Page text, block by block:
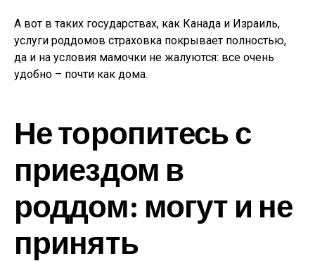
А вот в таких государствах, как Канада и Израиль,
услуги роддомов страховка покрывает полностью,
да и на условия мамочки не жалуются: все очень
удобно – почти как дома.
Не торопитесь с
приездом в
роддом: могут и не
принять